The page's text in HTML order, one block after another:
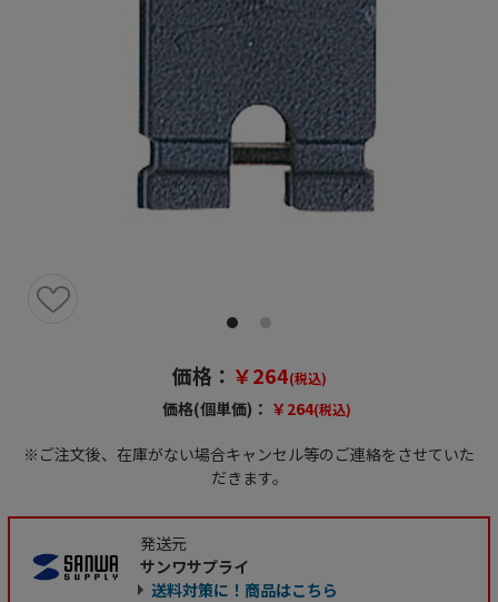
価格： ￥264(税込)
価格(個単価)： ￥264(税込)
※ご注文後、在庫がない場合キャンセル等のご連絡をさせていた
だきます。
発送元
サンワサプライ
送料対策に！商品はこちら